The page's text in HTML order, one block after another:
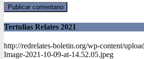
Tertulias Relates 2021
http://redrelates-boletin.org/wp-content/
Image-2021-10-09-at-14.52.05.jpeg